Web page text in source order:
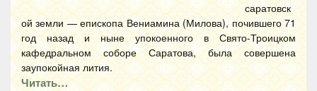
саратовск
ой земли — епископа Вениамина (Милова), почившего 71
год назад и ныне упокоенного в Свято-Троицком
кафедральном соборе Саратова, была совершена
заупокойная лития.
Читать…